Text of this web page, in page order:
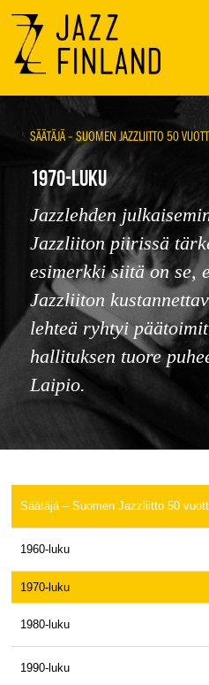
Menu
SÄÄTÄJÄ – SUOMEN JAZZLIITTO 50
1970-LUKU
Jazzlehden
Jazzliiton piirissä
esimerkki siitä on se,
Jazzliiton
lehteä ryhtyi
hallituksen tuore
Laipio.
Säätäjä – Suomen Jazzliitto 50
1960-luku
1970-luku
1980-luku
1990-luku